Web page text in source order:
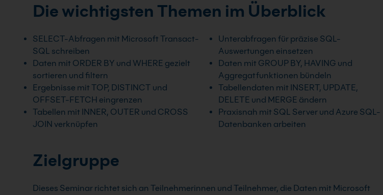
Die wichtigsten Themen im Überblick
SELECT-Abfragen mit Microsoft Transact-
SQL schreiben
Daten mit ORDER BY und WHERE gezielt
sortieren und filtern
Ergebnisse mit TOP, DISTINCT und
OFFSET-FETCH eingrenzen
Tabellen mit INNER, OUTER und CROSS
JOIN verknüpfen
Unterabfragen für präzise SQL-
Auswertungen einsetzen
Daten mit GROUP BY, HAVING und
Aggregatfunktionen bündeln
Tabellendaten mit INSERT, UPDATE,
DELETE und MERGE ändern
Praxisnah mit SQL Server und Azure SQL-
Datenbanken arbeiten
Zielgruppe
Dieses Seminar richtet sich an Teilnehmerinnen und Teilnehmer, die Daten mit Microsoft